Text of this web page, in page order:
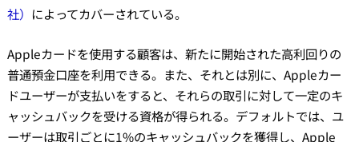
社） によってカバーされている。
Appleカードを使用する顧客は、新たに開始された高利回りの
普通預金口座を利用できる。また、それとは別に、Appleカー
ドユーザーが支払いをすると、それらの取引に対して一定のキ
ャッシュバックを受ける資格が得られる。デフォルトでは、ユ
ーザーは取引ごとに1%のキャッシュバックを獲得し、Apple